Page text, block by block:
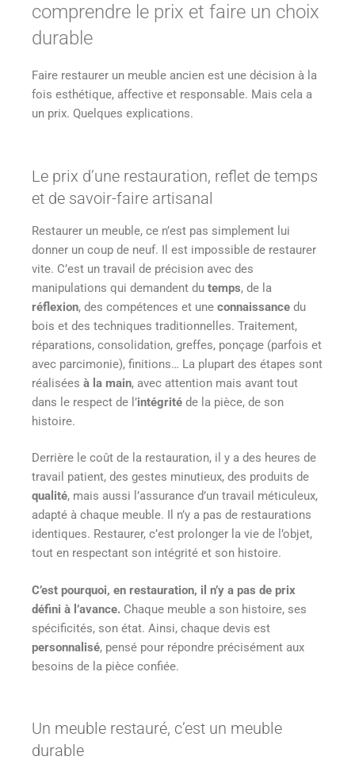
comprendre le prix et faire un choix
durable
Faire restaurer un meuble ancien est une décision à la
fois esthétique, affective et responsable. Mais cela a
un prix. Quelques explications.
Le prix d’une restauration, reflet de temps
et de savoir-faire artisanal
Restaurer un meuble, ce n’est pas simplement lui
donner un coup de neuf. Il est impossible de restaurer
vite. C’est un travail de précision avec des
manipulations qui demandent du temps, de la
réflexion, des compétences et une connaissance du
bois et des techniques traditionnelles. Traitement,
réparations, consolidation, greffes, ponçage (parfois et
avec parcimonie), finitions… La plupart des étapes sont
réalisées à la main, avec attention mais avant tout
dans le respect de l’intégrité de la pièce, de son
histoire.
Derrière le coût de la restauration, il y a des heures de
travail patient, des gestes minutieux, des produits de
qualité, mais aussi l’assurance d’un travail méticuleux,
adapté à chaque meuble. Il n’y a pas de restaurations
identiques. Restaurer, c’est prolonger la vie de l’objet,
tout en respectant son intégrité et son histoire.
C’est pourquoi, en restauration, il n’y a pas de prix
défini à l’avance. Chaque meuble a son histoire, ses
spécificités, son état. Ainsi, chaque devis est
personnalisé, pensé pour répondre précisément aux
besoins de la pièce confiée.
Un meuble restauré, c’est un meuble
durable